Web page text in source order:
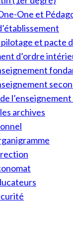
One et
pilotage et pacte
d’ordre
archives